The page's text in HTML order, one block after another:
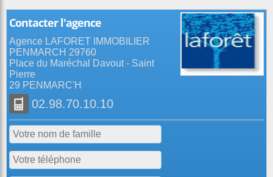
Contacter l'agence
Agence LAFORET IMMOBILIER
PENMARCH 29760
Place du Maréchal Davout - Saint
Pierre
29 PENMARC'H
02.98.70.10.10